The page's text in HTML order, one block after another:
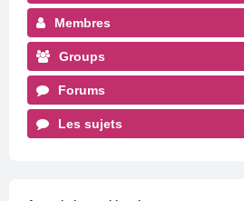
Membres
Groups
Forums
Les sujets